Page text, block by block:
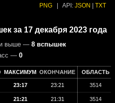
PNG API: JSON TXT
за 17 декабря 2023 года
и выше — 8 вспышек
— 0
МАКСИМУМ ОКОНЧАНИЕ ОБЛАСТЬ
23:17 23:21 3514
21:21 21:31 3514